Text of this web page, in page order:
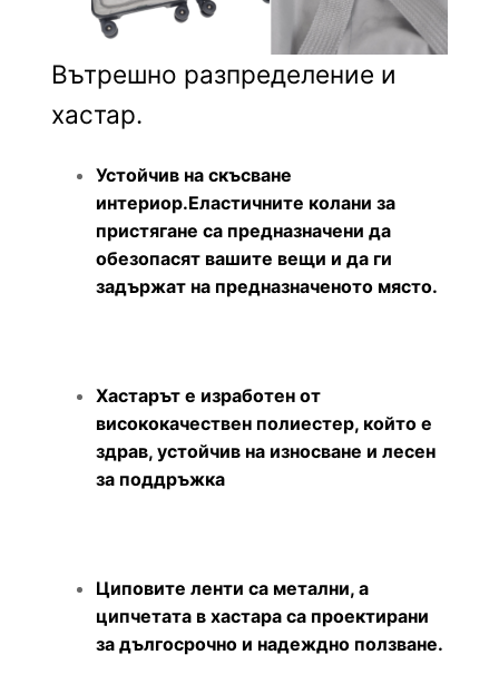
Вътрешно разпределение и
хастар.
Устойчив на скъсване
интериор.Еластичните колани за
пристягане са предназначени да
обезопасят вашите вещи и да ги
задържат на предназначеното място.
Хастарът е изработен от
висококачествен полиестер, който е
здрав, устойчив на износване и лесен
за поддръжка
Циповите ленти са метални, а
ципчетата в хастара са проектирани
за дългосрочно и надеждно ползване.